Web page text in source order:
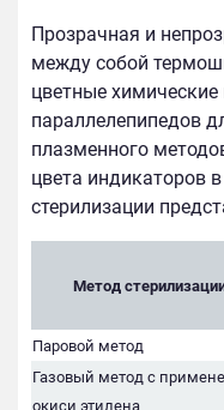
Прозрачная и
между собой
цветные
параллелепипедов
плазменного
цвета индикаторов
стерилизации
Метод
Паровой метод
Газовый метод с
окиси этилена